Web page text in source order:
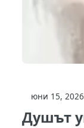
юни 15, 2026
Душът